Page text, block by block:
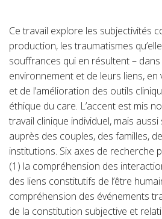
Ce travail explore les subjectivités
production, les traumatismes
souffrances qui en résultent –
environnement et de leurs liens,
et de l’amélioration des outils
éthique du care. L’accent est mis
travail clinique individuel, mais
auprès des couples, des familles,
institutions. Six axes de recherche
(1) la compréhension des
des liens constitutifs de l’être
compréhension des événements
de la constitution subjective et